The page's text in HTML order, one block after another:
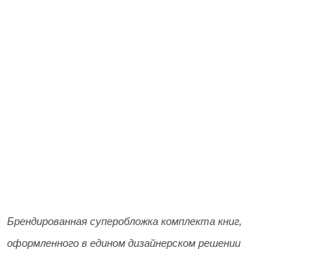
Брендированная суперобложка комплекта книг,
оформленного в едином дизайнерском решении